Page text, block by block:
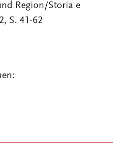
Region/Storia e
S. 41-62